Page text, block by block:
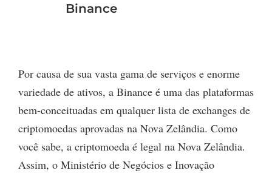
Binance
Por causa de sua vasta gama de serviços e enorme
variedade de ativos, a Binance é uma das plataformas
bem-conceituadas em qualquer lista de exchanges de
criptomoedas aprovadas na Nova Zelândia. Como
você sabe, a criptomoeda é legal na Nova Zelândia.
Assim, o Ministério de Negócios e Inovação